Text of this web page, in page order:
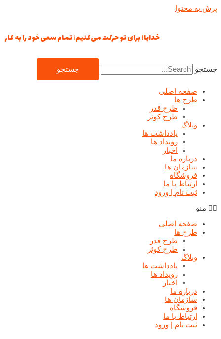
پرش به محتوا
خدایا؛ برای تو حرکت می‌کنیم؛ تمام سعی خود را به کار
جستجو جستجو
صفحه اصلی
طرح ها
طرح قدر
طرح کوثر
وبلاگ
یادداشت ها
رويداد ها
اخبار
درباره ما
سازمان ها
فروشگاه
ارتباط با ما
ثبت نام | ورود
منو
صفحه اصلی
طرح ها
طرح قدر
طرح کوثر
وبلاگ
یادداشت ها
رويداد ها
اخبار
درباره ما
سازمان ها
فروشگاه
ارتباط با ما
ثبت نام | ورود